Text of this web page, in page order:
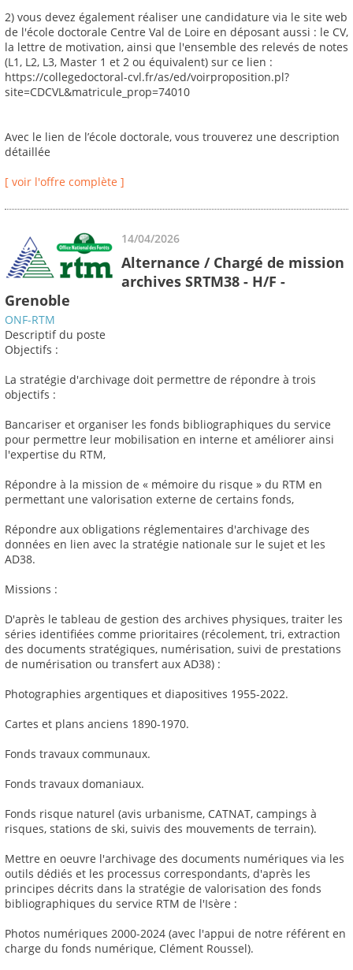
2) vous devez également réaliser une candidature via le site web
de l'école doctorale Centre Val de Loire en déposant aussi : le CV,
la lettre de motivation, ainsi que l'ensemble des relevés de notes
(L1, L2, L3, Master 1 et 2 ou équivalent) sur ce lien :
https://collegedoctoral-cvl.fr/as/ed/voirproposition.pl?
site=CDCVL&matricule_prop=74010
Avec le lien de l’école doctorale, vous trouverez une description
détaillée
[ voir l'offre complète ]
14/04/2026
Alternance / Chargé de mission
archives SRTM38 - H/F -
Grenoble
ONF-RTM
Descriptif du poste
Objectifs :
La stratégie d'archivage doit permettre de répondre à trois
objectifs :
Bancariser et organiser les fonds bibliographiques du service
pour permettre leur mobilisation en interne et améliorer ainsi
l'expertise du RTM,
Répondre à la mission de « mémoire du risque » du RTM en
permettant une valorisation externe de certains fonds,
Répondre aux obligations réglementaires d'archivage des
données en lien avec la stratégie nationale sur le sujet et les
AD38.
Missions :
D'après le tableau de gestion des archives physiques, traiter les
séries identifiées comme prioritaires (récolement, tri, extraction
des documents stratégiques, numérisation, suivi de prestations
de numérisation ou transfert aux AD38) :
Photographies argentiques et diapositives 1955-2022.
Cartes et plans anciens 1890-1970.
Fonds travaux communaux.
Fonds travaux domaniaux.
Fonds risque naturel (avis urbanisme, CATNAT, campings à
risques, stations de ski, suivis des mouvements de terrain).
Mettre en oeuvre l'archivage des documents numériques via les
outils dédiés et les processus correspondants, d'après les
principes décrits dans la stratégie de valorisation des fonds
bibliographiques du service RTM de l'Isère :
Photos numériques 2000-2024 (avec l'appui de notre référent en
charge du fonds numérique, Clément Roussel).